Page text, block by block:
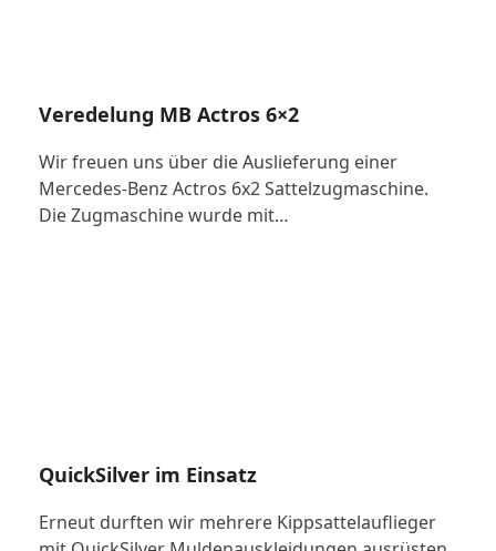
Veredelung MB Actros 6×2
Wir freuen uns über die Auslieferung einer
Mercedes-Benz Actros 6x2 Sattelzugmaschine.
Die Zugmaschine wurde mit…
QuickSilver im Einsatz
Erneut durften wir mehrere Kippsattelauflieger